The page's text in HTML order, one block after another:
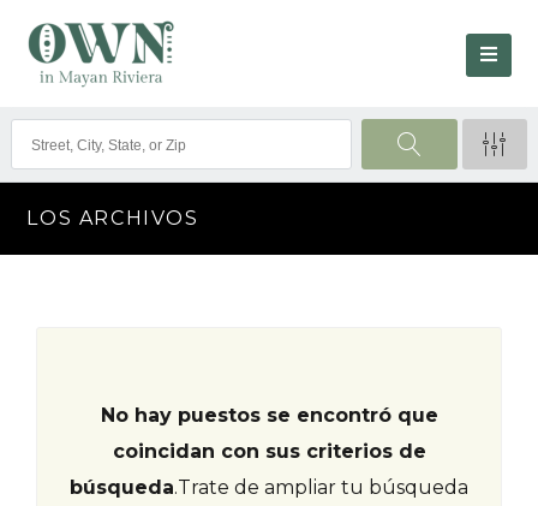
LOS ARCHIVOS
No hay puestos se encontró que
coincidan con sus criterios de
búsqueda.Trate de ampliar tu búsqueda